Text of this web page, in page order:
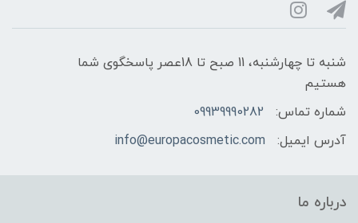
شنبه تا چهارشنبه، 11 صبح تا 18عصر پاسخگوی شما
هستیم
شماره تماس:
09939990282
آدرس ایمیل:
info@europacosmetic.com
درباره ما